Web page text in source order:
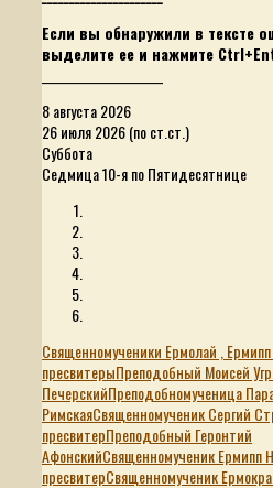
Если вы обнаружили в тексте
выделите ее и нажмите
8 августа 2026
26 июля 2026 (по ст.ст.)
Суббота
Седмица 10-я по Пятидесятнице
Священномученики Ермолай , Ермипп
пресвитерыПреподобный Моисей
ПечерскийПреподобномученица
РимскаяСвященномученик Сергий
пресвитерПреподобный Геронтий
АфонскийСвященномученик Ермипп
пресвитерСвященномученик